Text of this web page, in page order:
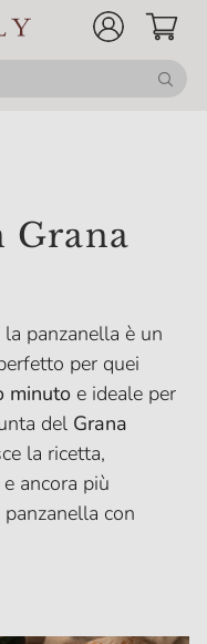
Grana
la panzanella è un
per quei
minuto e ideale per
del Grana
la ricetta,
e ancora più
con